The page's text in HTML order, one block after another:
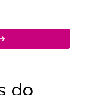
do